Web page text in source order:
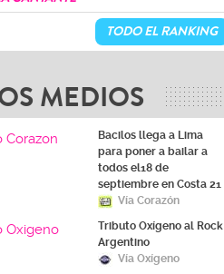
TODO EL RANKING
MEDIOS
Bacilos llega a Lima
para poner a bailar a
todos el18 de
septiembre en Costa 21
Vía Corazón
Tributo Oxígeno al Rock
Argentino
Vía Oxígeno